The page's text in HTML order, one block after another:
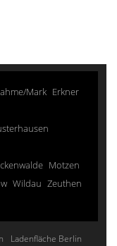
Mark Erkner
Motzen
Wildau Zeuthen
Ladenfläche Berlin